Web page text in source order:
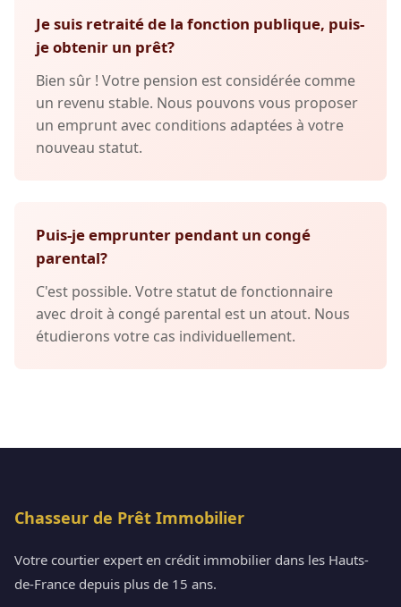
Je suis retraité de la fonction publique, puis-
je obtenir un prêt?
Bien sûr ! Votre pension est considérée comme
un revenu stable. Nous pouvons vous proposer
un emprunt avec conditions adaptées à votre
nouveau statut.
Puis-je emprunter pendant un congé
parental?
C'est possible. Votre statut de fonctionnaire
avec droit à congé parental est un atout. Nous
étudierons votre cas individuellement.
Chasseur de Prêt Immobilier
Votre courtier expert en crédit immobilier dans les Hauts-
de-France depuis plus de 15 ans.